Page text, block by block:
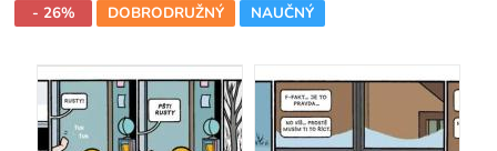
- 26% DOBRODRUŽNÝ NAUČNÝ